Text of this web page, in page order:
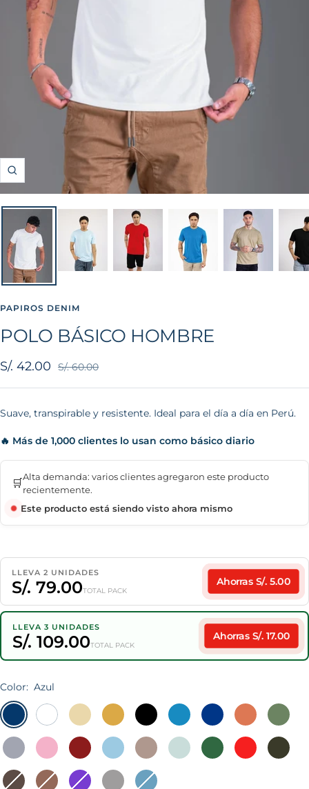
Zoom
PAPIROS DENIM
POLO BÁSICO HOMBRE
Precio
de
venta
S/. 42.00
Precio
S/. 60.00
Suave, transpirable y resistente. Ideal para el día a día en Perú.
🔥 Más de 1,000 clientes lo usan como básico diario
🛒Alta demanda: varios clientes agregaron este producto
recientemente.
Este producto está siendo visto ahora mismo
LLEVA 2 UNIDADES
S/. 79.00TOTAL PACK
Ahorras S/. 5.00
LLEVA 3 UNIDADES
S/. 109.00TOTAL PACK
Ahorras S/. 17.00
Color: Azul
Azul
Blanco Beige Camell Negro
SKY
Claro
Acero
Lacre
BB
Verde
Militar
Claro
MelangeRosado
Vintage
Vino
Celeste
BB
Arena
Oscuro
Denim
BB
Verde
Botella
Rojo Colegial
MarrónChocolateMoradoPlomo
Denim